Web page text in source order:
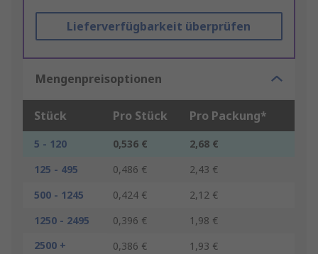
Lieferverfügbarkeit überprüfen
Mengenpreisoptionen
Stück Pro Stück Pro Packung*
5 - 120 0,536 €
2,68 €
125 - 495
0,486 €
2,43 €
500 - 1245
0,424 €
2,12 €
1250 - 2495
0,396 €
1,98 €
2500 +
0,386 € 1,93 €